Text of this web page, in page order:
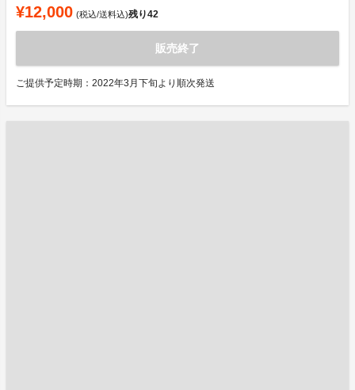
¥12,000 (税込/送料込)残り42
販売終了
ご提供予定時期：2022年3月下旬より順次発送